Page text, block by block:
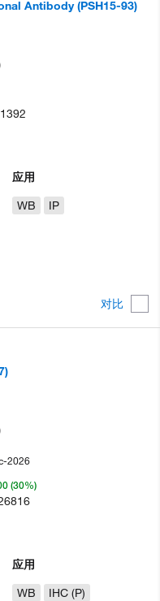
Antibody (PSH15-93)
对比
应用
WB
IP
应用
WB
IHC (P)
2026
(30%)